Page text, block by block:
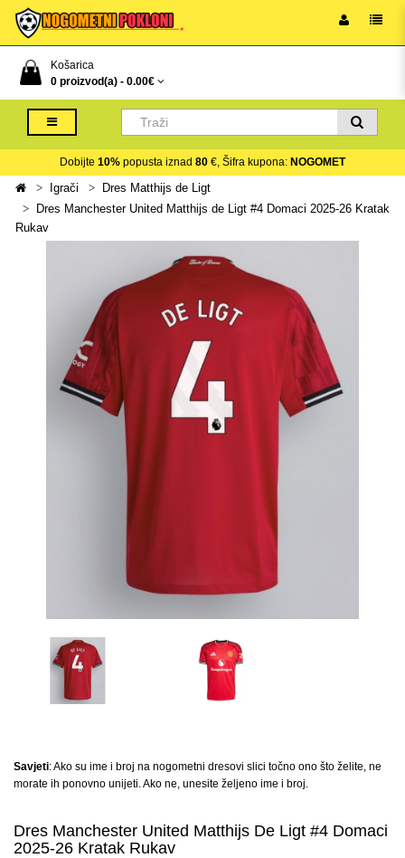
Košarica
0 proizvod(a) - 0.00€
Dobijte 10% popusta iznad 80 €, Šifra kupona: NOGOMET
Igrači
Dres Matthijs de Ligt
Dres Manchester United Matthijs de Ligt #4 Domaci 2025-26 Kratak
Rukav
Savjeti: Ako su ime i broj na nogometni dresovi slici točno ono što želite, ne
morate ih ponovno unijeti. Ako ne, unesite željeno ime i broj.
Dres Manchester United Matthijs De Ligt #4 Domaci
2025-26 Kratak Rukav